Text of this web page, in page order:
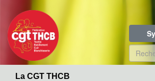
contenu
principal
de
La CGT THCB